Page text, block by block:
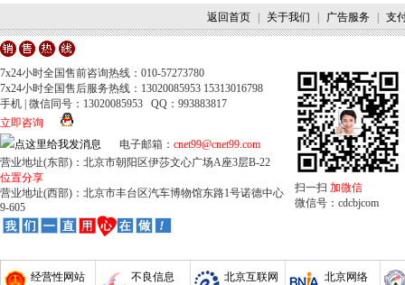
返回首页 关于我们 广告服务 支
7x24小时全国售前咨询热线：010-57273780
7x24小时全国售后服务热线：13020085953 15313016798
手机 | 微信同号：13020085953 QQ：993883817
立即咨询
电子邮箱： cnet99@cnet99.com
营业地址(东部)：北京市朝阳区伊莎文心广场A座3层B-22
位置分享
营业地址(西部)：北京市丰台区汽车博物馆东路1号诺德中心
9-605
扫一扫 加微信
微信号：cdcbjcom
经营性网站
不良信息
北京互联网
北京网络